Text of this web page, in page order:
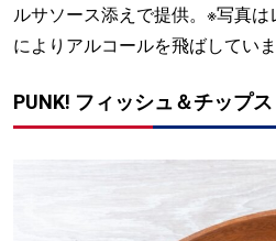
ルサソース添えで提供。※写真
によりアルコールを飛ばしていま
PUNK! フィッシュ＆チップス